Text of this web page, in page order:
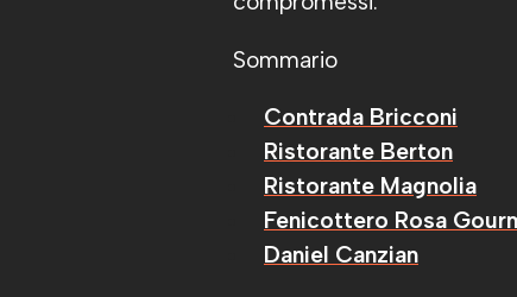
Sommario
Contrada Bricconi
Ristorante Berton
Ristorante Magnolia
Fenicottero Rosa
Daniel Canzian